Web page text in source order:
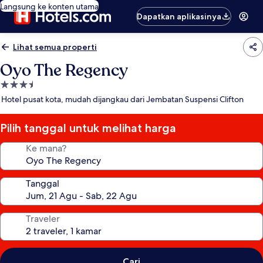
Langsung ke konten utama
Dapatkan aplikasinya
Lihat semua properti
Oyo The Regency
Properti
bintang
Hotel pusat kota, mudah dijangkau dari Jembatan Suspensi Clifton
Pilih tanggal untuk melihat harga
Ke mana?
Tanggal
Traveler